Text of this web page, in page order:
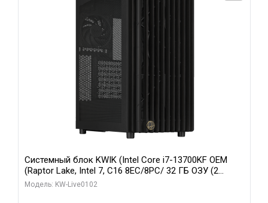
Системный блок KWIK (Intel Core i7-13700KF OEM
(Raptor Lake, Intel 7, C16 8EC/8PC/ 32 ГБ ОЗУ (2
модуля)/ Afox RTX4090 24GB GDDR6X 384-Bit 3xDP
Модель: KW-Live0102